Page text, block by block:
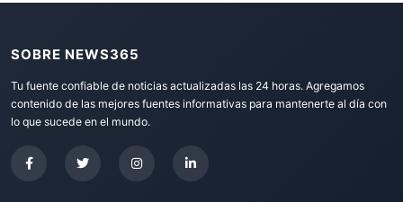
SOBRE NEWS365
Tu fuente confiable de noticias actualizadas las 24 horas. Agregamos
contenido de las mejores fuentes informativas para mantenerte al día con
lo que sucede en el mundo.